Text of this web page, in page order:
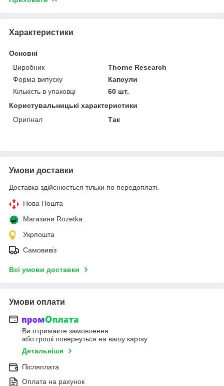
Характеристики
Основні
Виробник
Thorne Research
Форма випуску
Капсули
Кількість в упаковці
60 шт.
Користувальницькі характеристики
Оригінал
Так
Умови доставки
Доставка здійснюється тільки по передоплаті.
Нова Пошта
Магазини Rozetka
Укрпошта
Самовивіз
Всі умови доставки
Умови оплати
Ви отримаєте замовлення
або гроші повернуться на вашу картку
Детальніше
Післяплата
Оплата на рахунок